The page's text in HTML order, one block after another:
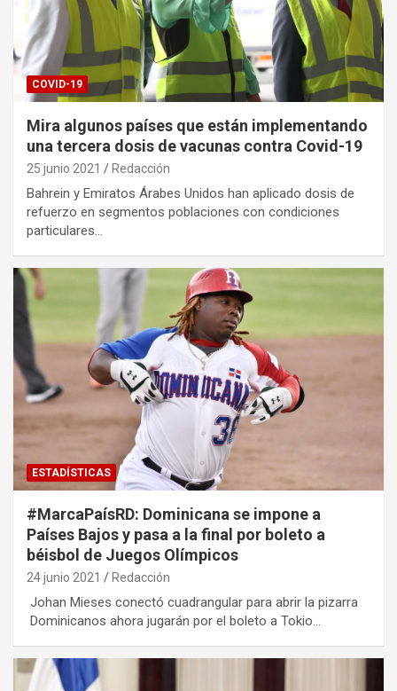
COVID-19
Mira algunos países que están implementando
una tercera dosis de vacunas contra Covid-19
25 junio 2021 Redacción
Bahrein y Emiratos Árabes Unidos han aplicado dosis de
refuerzo en segmentos poblaciones con condiciones
particulares…
ESTADÍSTICAS
#MarcaPaísRD: Dominicana se impone a
Países Bajos y pasa a la final por boleto a
béisbol de Juegos Olímpicos
24 junio 2021 Redacción
Johan Mieses conectó cuadrangular para abrir la pizarra
Dominicanos ahora jugarán por el boleto a Tokio…